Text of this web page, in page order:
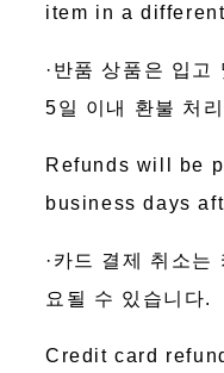
item in a
·반품 상품은 입고
5일 이내 환불 처
Refunds will be
business days
·카드 결제 취소는
요될 수 있습니다.
Credit card